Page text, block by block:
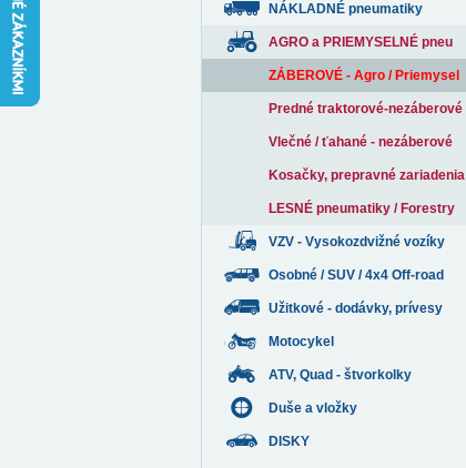
NÁKLADNÉ pneumatiky
AGRO a PRIEMYSELNÉ pneu
ZÁBEROVÉ - Agro / Priemysel
Predné traktorové-nezáberové
Vlečné / ťahané - nezáberové
Kosačky, prepravné zariadenia
LESNÉ pneumatiky / Forestry
VZV - Vysokozdvižné vozíky
Osobné / SUV / 4x4 Off-road
Užitkové - dodávky, prívesy
Motocykel
ATV, Quad - štvorkolky
Duše a vložky
DISKY